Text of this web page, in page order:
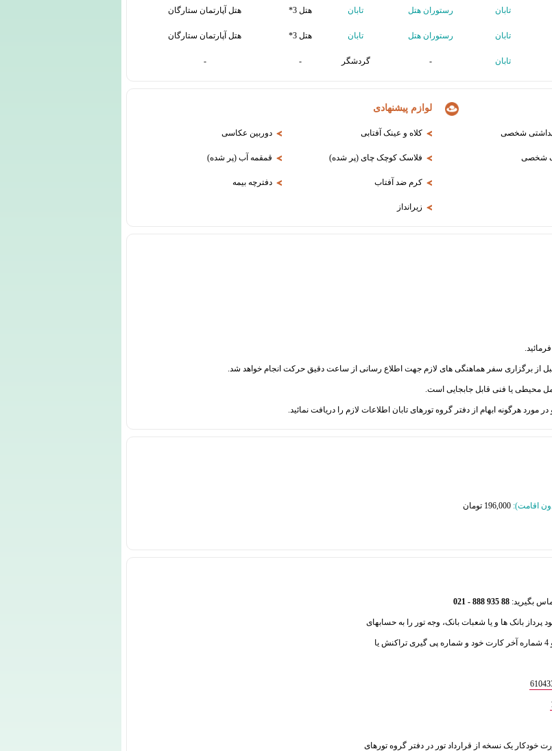
تابان رستوران هتل تابان هتل 3* هتل آپارتمان ستارگان
تابان رستوران هتل تابان هتل 3* هتل آپارتمان ستارگان
تابان - گردشگر -
-
شخصی
شخصی
لوازم پیشنهادی
کلاه و عینک آفتابی دوربین عکاسی
فلاسک کوچک چای (پر شده) قمقمه آب (پر شده)
کرم ضد آفتاب دفترچه بیمه
زیرانداز
اقامت):
88 935 888 - 021
پرداز بانک ها و یا شعبات بانک، وجه تور را به حسابهای
ذیل واریز فرمایید و سپس با بخش فروش شرکت تماس گرفته و 4 شماره آخر کارت خود و شماره پی گیری تراکنش یا
یک نسخه از قرارداد تور در دفتر گروه تورهای